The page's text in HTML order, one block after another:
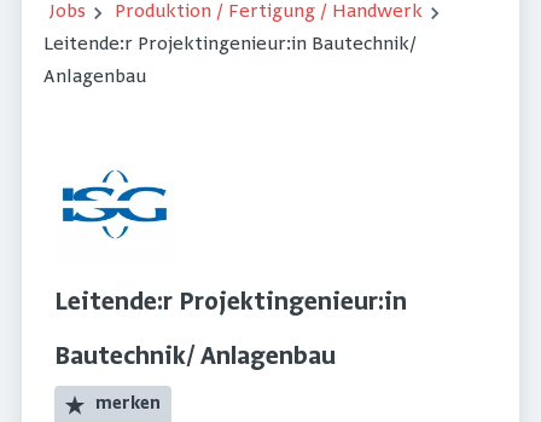
Jobs
Produktion / Fertigung / Handwerk
Leitende:r Projektingenieur:in Bautechnik/
Anlagenbau
Leitende:r Projektingenieur:in
Bautechnik/ Anlagenbau
merken